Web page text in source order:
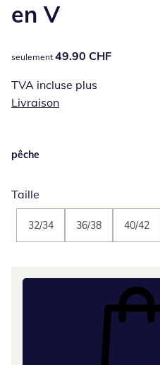
en V
49.90 CHF
seulement 49.90 CHF
TVA incluse plus
Livraison
pêche
Taille
32/34 36/38 40/42